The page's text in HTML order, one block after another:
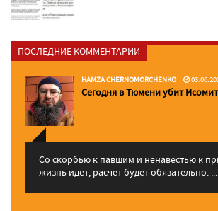
ПОСЛЕДНИЕ КОММЕНТАРИИ
HAMZA CHERNOMORCHENKO
Сегодня в Тюмени убит
Со скорбью к павшим и ненавестью к
жизнь идет, расчет будет обязательно. ...